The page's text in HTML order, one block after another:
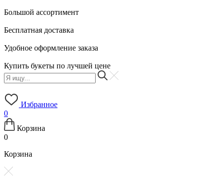
Большой ассортимент
Бесплатная доставка
Удобное оформление заказа
Купить букеты по лучшей цене
Избранное
0
Корзина
0
Корзина